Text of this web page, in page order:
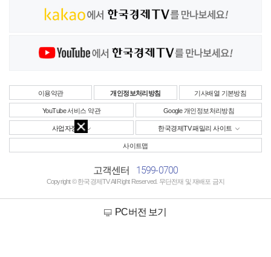
이용약관 개인정보처리방침 기사배열 기본방침
YouTube 서비스 약관 Google 개인정보처리방침
사업자정보 한국경제TV 패밀리 사이트
사이트맵
고객센터 1599-0700
Copyright © 한국경제TV All Right Reserved. 무단전재 및 재배포 금지
PC버전 보기